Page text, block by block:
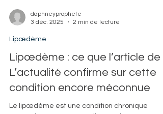
3 déc. 2025
Lipœdème
Lipœdème : ce que l’article de
L’actualité confirme sur cette
condition encore méconnue